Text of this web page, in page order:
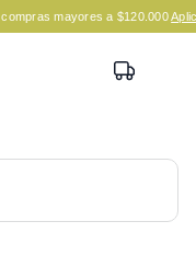
mayores a $120.000Aplican